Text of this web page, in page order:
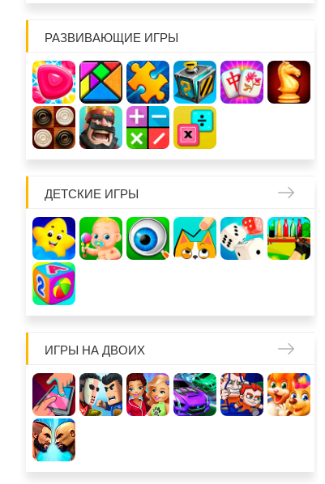
РАЗВИВАЮЩИЕ ИГРЫ
ДЕТСКИЕ ИГРЫ
ИГРЫ НА ДВОИХ